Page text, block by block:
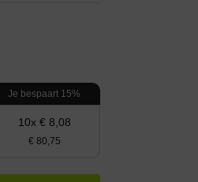
Je bespaart 15%
10x € 8,08
€ 80,75